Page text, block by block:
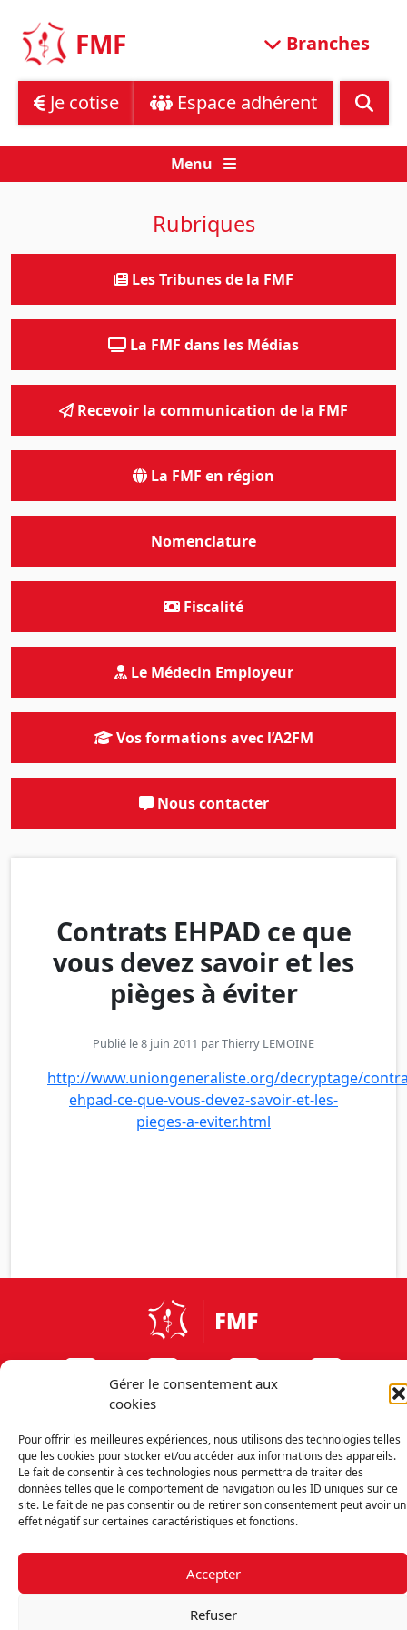
Gérer le consentement aux
cookies
Pour offrir les meilleures expériences, nous utilisons des technologies telles
que les cookies pour stocker et/ou accéder aux informations des appareils.
Le fait de consentir à ces technologies nous permettra de traiter des
données telles que le comportement de navigation ou les ID uniques sur ce
site. Le fait de ne pas consentir ou de retirer son consentement peut avoir un
effet négatif sur certaines caractéristiques et fonctions.
Accepter
Refuser
content
FMF Branches
Je cotise Espace adhérent
Menu
Contrats EHPAD ce que
vous devez savoir et les
pièges à éviter
Publié le 8 juin 2011 parThierry LEMOINE
http://www.uniongeneraliste.org/decryptage/
ehpad-ce-que-vous-devez-savoir-et-les-
pieges-a-eviter.html
Rubriques
Les Tribunes de la FMF
La FMF dans les Médias
Recevoir la communication de la FMF
La FMF en région
Nomenclature
Fiscalité
Le Médecin Employeur
Vos formations avec l’A2FM
Nous contacter
Découvrir la FMF
Mentions légales
Politique de confidentialité
Politique de cookies (UE)
Buffon - 75014 Paris